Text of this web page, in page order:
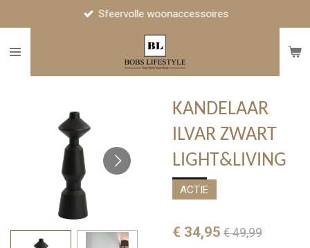
naar
Sfeervolle woonaccessoires
KANDELAAR
ILVAR ZWART
LIGHT&LIVING
ACTIE
€ 34,95 € 49,99